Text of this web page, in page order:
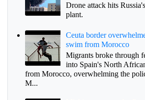
Drone attack hits
plant.
Ceuta border
swim from Morocco
Migrants broke through
into Spain's North
from Morocco, overwhelming the
M...